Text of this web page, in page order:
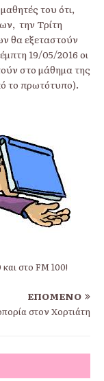
του ότι,
την Τρίτη
θα εξεταστούν
19/05/2016 οι
στο μάθημα της
το πρωτότυπο).
στο FM 100!
ΕΠΌΜΕΝΟ
στον Χορτιάτη